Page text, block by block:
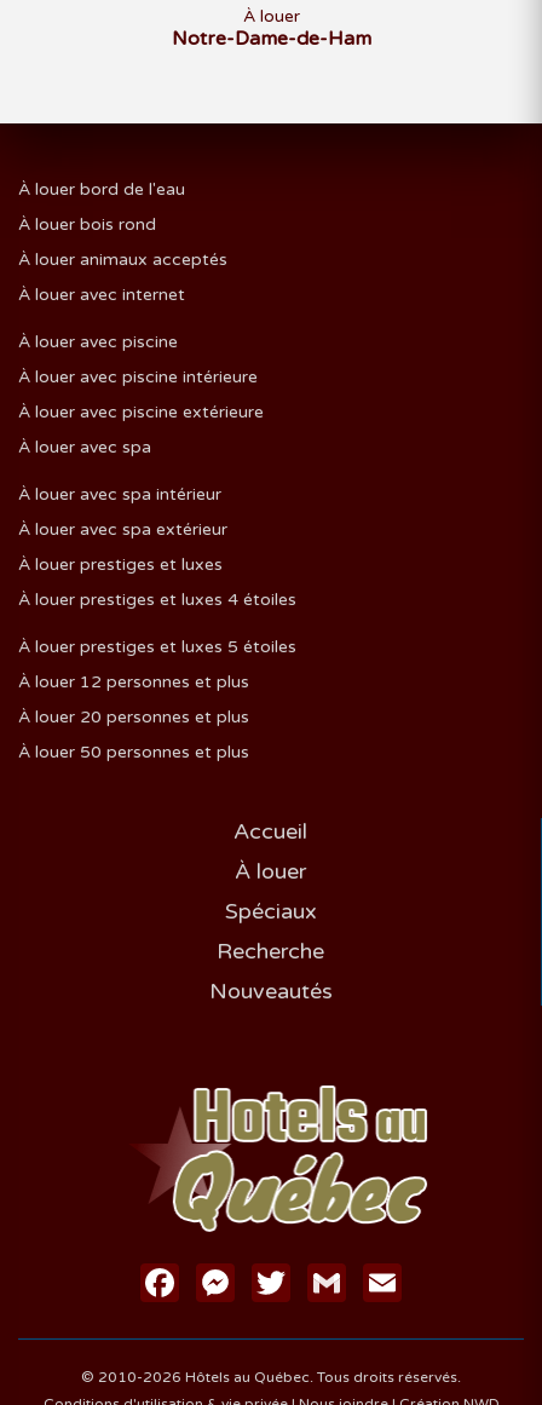
À louer
Notre-Dame-de-Ham
À louer bord de l'eau
À louer bois rond
À louer animaux acceptés
À louer avec internet
À louer avec piscine
À louer avec piscine intérieure
À louer avec piscine extérieure
À louer avec spa
À louer avec spa intérieur
À louer avec spa extérieur
À louer prestiges et luxes
À louer prestiges et luxes 4 étoiles
À louer prestiges et luxes 5 étoiles
À louer 12 personnes et plus
À louer 20 personnes et plus
À louer 50 personnes et plus
Accueil
À louer
Spéciaux
Recherche
Nouveautés
FacebookMessenger
Twitter Gmail
© 2010-2026 Hôtels au Québec. Tous droits réservés.